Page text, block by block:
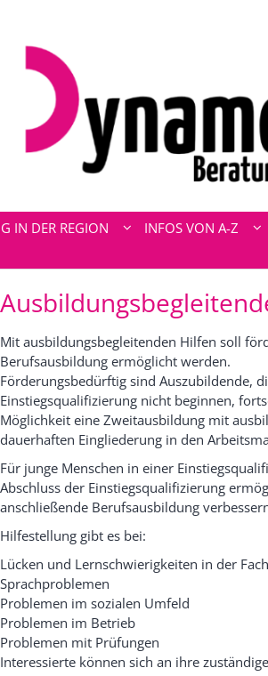
IN DER REGION INFOS VON A-Z
Mit ausbildungsbegleitenden Hilfen soll
Berufsausbildung ermöglicht werden.
Förderungsbedürftig sind Auszubildende,
Einstiegsqualifizierung nicht beginnen,
Möglichkeit eine Zweitausbildung mit
dauerhaften Eingliederung in den
Für junge Menschen in einer
Abschluss der Einstiegsqualifizierung
anschließende Berufsausbildung
Hilfestellung gibt es bei:
Lücken und Lernschwierigkeiten in der
Sprachproblemen
Problemen im sozialen Umfeld
Problemen im Betrieb
Problemen mit Prüfungen
Interessierte können sich an ihre